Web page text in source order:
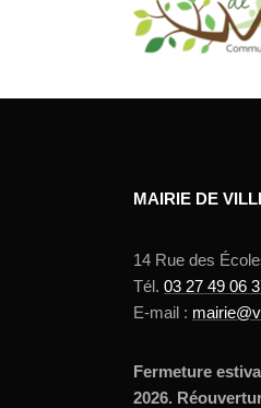
MAIRIE DE
14 Rue des
Tél. 03 27 49 06
E-mail :
Fermeture
2026.